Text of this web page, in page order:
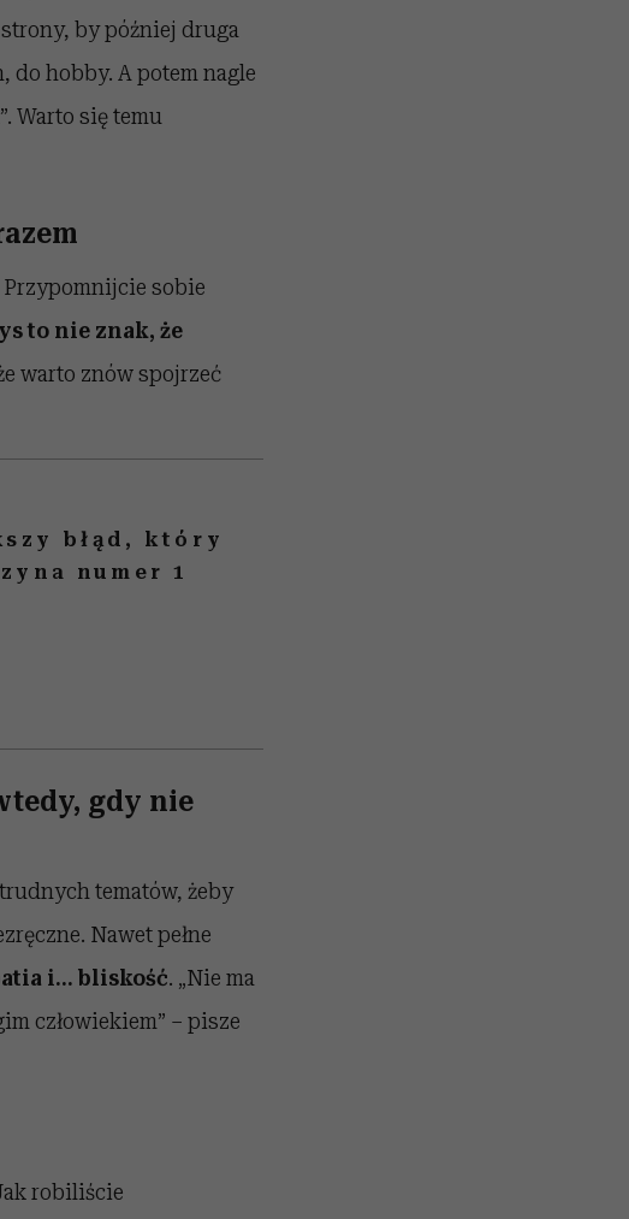
by później druga
do hobby. A potem nagle
Warto się temu
Przypomnijcie sobie
to nie znak, że
warto znów spojrzeć
błąd, który
numer 1
gdy nie
tematów, żeby
Nawet pełne
i… bliskość. „Nie ma
człowiekiem” – pisze
robiliście